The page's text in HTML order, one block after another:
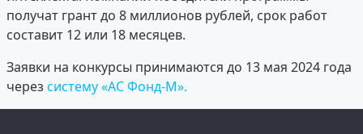
получат грант до 8 миллионов рублей, срок работ
составит 12 или 18 месяцев.
Заявки на конкурсы принимаются до 13 мая 2024 года
через систему «АС Фонд-М».